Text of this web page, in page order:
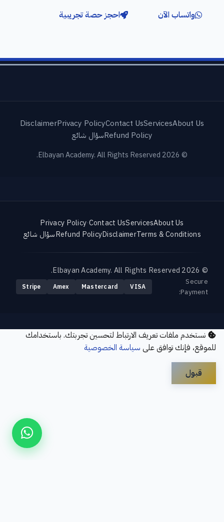
واتساب الآن احجز حصة تجريبية
About Us
Services
Contact Us
Privacy Policy
Disclaimer
Refund Policyسؤال شائع
© 2026 Elbayan Academy. All Rights Reserved.
About Us
Services
Contact Us
·
Privacy Policy
Terms & Conditions
Disclaimer
Refund Policyسؤال شائع
© 2026 Elbayan Academy. All Rights Reserved.
Secure
Payment:
VISA
Mastercard
Amex
Stripe
نستخدم ملفات تعريف الارتباط لتحسين تجربتك. باستخدامك
للموقع، فإنك توافق على سياسة الخصوصية
قبول